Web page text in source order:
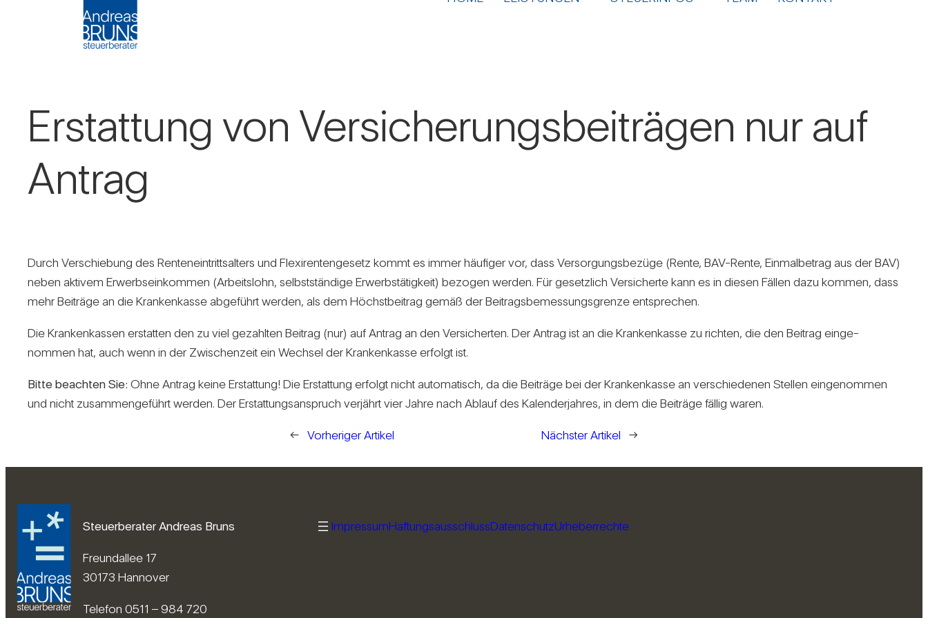
Erstat­tung von Ver­si­che­rungs­bei­trägen nur auf
Antrag
Durch Ver­schie­bung des Ren­ten­ein­tritts­al­ters und Fle­xi­ren­ten­ge­setz kommt es immer häu­figer vor, dass Ver­sor­gungs­be­züge (Rente, BAV-Rente, Ein­mal­be­trag aus der BAV)
neben aktivem Erwerbs­ein­kommen (Arbeits­lohn, selbst­stän­dige Erwerbs­tä­tig­keit) bezogen werden. Für gesetz­lich Ver­si­cherte kann es in diesen Fällen dazu kommen, dass
mehr Bei­träge an die Kran­ken­kasse abge­führt werden, als dem Höchst­bei­trag gemäß der Bei­trags­be­mes­sungs­grenze ent­spre­chen.
Die Kran­ken­kassen erstatten den zu viel gezahlten Bei­trag (nur) auf Antrag an den Ver­si­cherten. Der Antrag ist an die Kran­ken­kasse zu richten, die den Bei­trag ein­ge­
nommen hat, auch wenn in der Zwi­schen­zeit ein Wechsel der Kran­ken­kasse erfolgt ist.
Bitte beachten Sie: Ohne Antrag keine Erstat­tung! Die Erstat­tung erfolgt nicht auto­ma­tisch, da die Bei­träge bei der Kran­ken­kasse an ver­schie­denen Stellen ein­ge­nommen
und nicht zusam­men­ge­führt werden. Der Erstat­tungs­an­spruch ver­jährt vier Jahre nach Ablauf des Kalen­der­jahres, in dem die Bei­träge fällig waren.
← Vorheriger Artikel Nächster Artikel →
Steuerberater Andreas Bruns
Freundallee 17
30173 Hannover
Telefon 0511 – 984 720
ImpressumHaftungsausschlussDatenschutzUrheberrechte